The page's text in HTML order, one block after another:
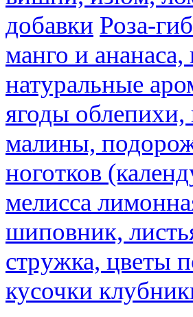
добавки Роза-
манго и ананаса,
натуральные
ягоды
малины,
ноготков
мелисса
шиповник,
стружка, цветы
кусочки